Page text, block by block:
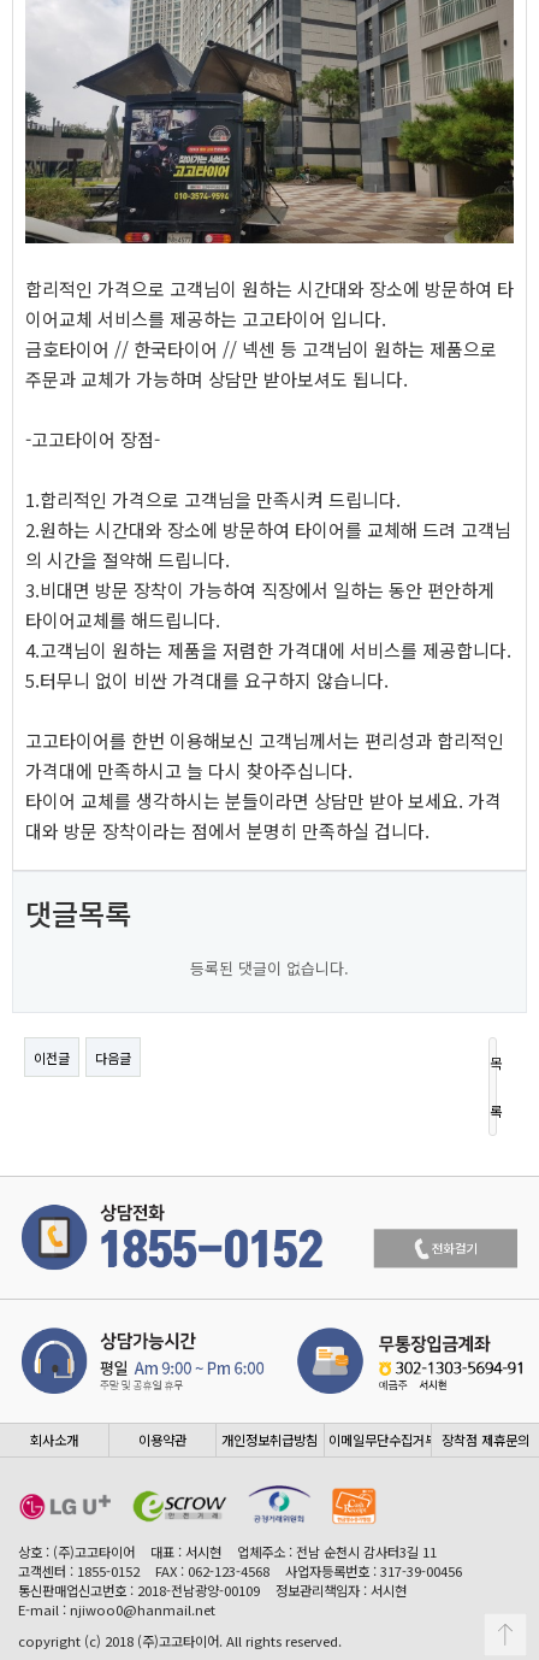
합리적인 가격으로 고객님이 원하는 시간대와 장소에 방문하여 타
이어교체 서비스를 제공하는 고고타이어 입니다.
금호타이어 // 한국타이어 // 넥센 등 고객님이 원하는 제품으로
주문과 교체가 가능하며 상담만 받아보셔도 됩니다.
-고고타이어 장점-
1.합리적인 가격으로 고객님을 만족시켜 드립니다.
2.원하는 시간대와 장소에 방문하여 타이어를 교체해 드려 고객님
의 시간을 절약해 드립니다.
3.비대면 방문 장착이 가능하여 직장에서 일하는 동안 편안하게
타이어교체를 해드립니다.
4.고객님이 원하는 제품을 저렴한 가격대에 서비스를 제공합니다.
5.터무니 없이 비싼 가격대를 요구하지 않습니다.
고고타이어를 한번 이용해보신 고객님께서는 편리성과 합리적인
가격대에 만족하시고 늘 다시 찾아주십니다.
타이어 교체를 생각하시는 분들이라면 상담만 받아 보세요. 가격
대와 방문 장착이라는 점에서 분명히 만족하실 겁니다.
댓글목록
등록된 댓글이 없습니다.
이전글 다음글 목
록
회사소개 이용약관 개인정보취급방침 이메일무단수집거부 장착점 제휴문의
상호 : (주)고고타이어 대표 : 서시현
업체주소 : 전남 순천시 감사터3길 11
고객센터 : 1855-0152
FAX : 062-123-4568
사업자등록번호 : 317-39-00456
통신판매업신고번호 : 2018-전남광양-00109
정보관리책임자 : 서시현
E-mail : njiwoo0@hanmail.net
copyright (c) 2018 (주)고고타이어. All rights reserved.